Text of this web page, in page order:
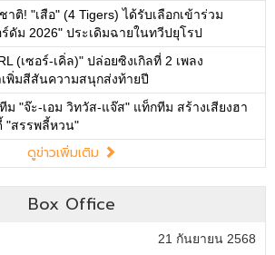
ติ! "เสือ" (4 Tigers) ได้รับเลือกเข้าร่วม
ดัม 2026" ประเดิมฉายในทวีปยุโรป
(เซอร์-เคิ่ล)" ปล่อยซิงเกิลที่ 2 เพลง
เพิ่มสีสันความสนุกส่งท้ายปี
"จ๊ะ-เอม วิทวัส-แจ๊ส" แท็กทีม สร้างเสียงฮา
"สรรพลี้หวน"
ดูข่าวเพิ่มเติม
Box Office
21 กันยายน 2568